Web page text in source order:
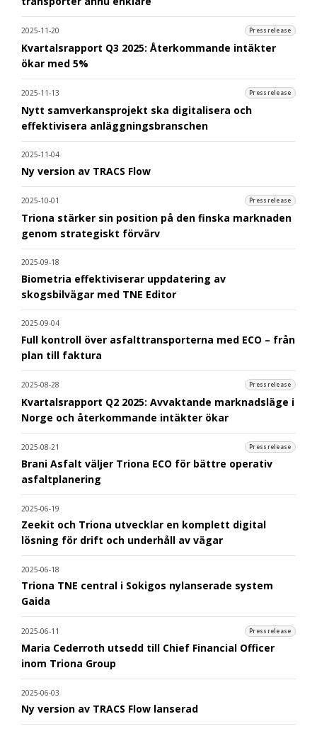
2025-11-20 Pressrelease
Kvartalsrapport Q3 2025: Återkommande intäkter
ökar med 5%
2025-11-13 Pressrelease
Nytt samverkansprojekt ska digitalisera och
effektivisera anläggningsbranschen
2025-11-04
Ny version av TRACS Flow
2025-10-01 Pressrelease
Triona stärker sin position på den finska marknaden
genom strategiskt förvärv
2025-09-18
Biometria effektiviserar uppdatering av
skogsbilvägar med TNE Editor
2025-09-04
Full kontroll över asfalttransporterna med ECO – från
plan till faktura
2025-08-28 Pressrelease
Kvartalsrapport Q2 2025: Avvaktande marknadsläge i
Norge och återkommande intäkter ökar
2025-08-21 Pressrelease
Brani Asfalt väljer Triona ECO för bättre operativ
asfaltplanering
2025-06-19
Zeekit och Triona utvecklar en komplett digital
lösning för drift och underhåll av vägar
2025-06-18
Triona TNE central i Sokigos nylanserade system
Gaida
2025-06-11 Pressrelease
Maria Cederroth utsedd till Chief Financial Officer
inom Triona Group
2025-06-03
Ny version av TRACS Flow lanserad